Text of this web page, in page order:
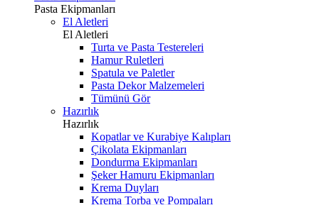
Pasta Ekipmanları
El Aletleri
El Aletleri
Turta ve Pasta Testereleri
Hamur Ruletleri
Spatula ve Paletler
Pasta Dekor Malzemeleri
Tümünü Gör
Hazırlık
Hazırlık
Kopatlar ve Kurabiye Kalıpları
Çikolata Ekipmanları
Dondurma Ekipmanları
Şeker Hamuru Ekipmanları
Krema Duyları
Krema Torba ve Pompaları